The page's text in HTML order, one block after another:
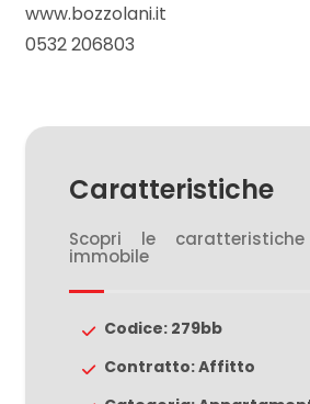
www.bozzolani.it
0532 206803
Caratteristiche
Scopri le
immobile
Codice: 279bb
Contratto: Affitto
5+
Camere